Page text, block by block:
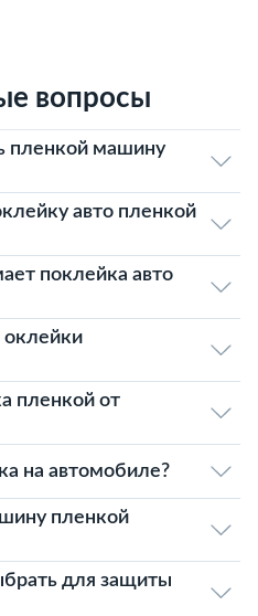
вопросы
пленкой машину
авто пленкой
поклейка авто
оклейки
пленкой от
на автомобиле?
пленкой
для защиты